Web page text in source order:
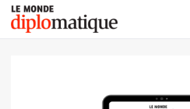
Skip
content
Le monde diplomatique